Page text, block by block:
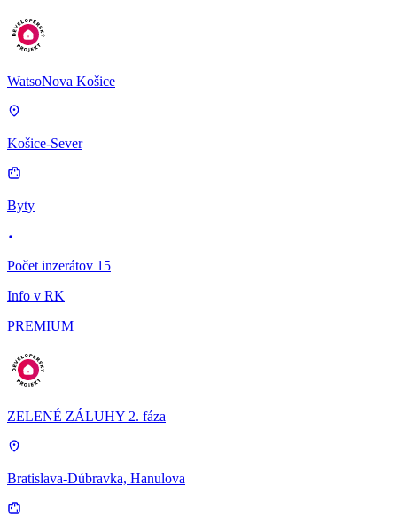
WatsoNova Košice
Košice-Sever
Byty
Počet inzerátov 15
Info v RK
PREMIUM
ZELENÉ ZÁLUHY 2. fáza
Bratislava-Dúbravka, Hanulova